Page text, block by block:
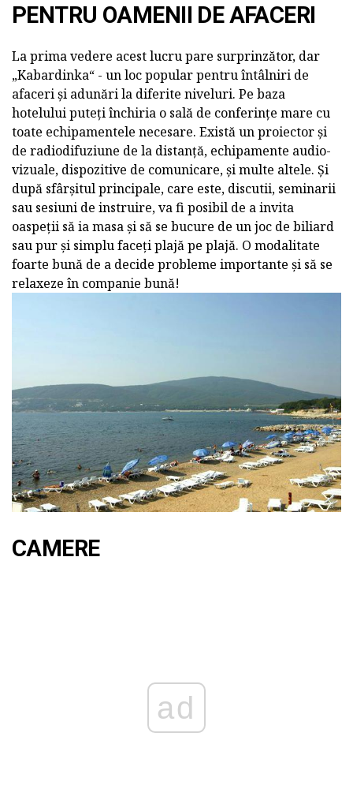
PENTRU OAMENII DE AFACERI
La prima vedere acest lucru pare surprinzător, dar
„Kabardinka“ - un loc popular pentru întâlniri de
afaceri și adunări la diferite niveluri. Pe baza
hotelului puteți închiria o sală de conferințe mare cu
toate echipamentele necesare. Există un proiector și
de radiodifuziune de la distanță, echipamente audio-
vizuale, dispozitive de comunicare, și multe altele. Și
după sfârșitul principale, care este, discutii, seminarii
sau sesiuni de instruire, va fi posibil de a invita
oaspeții să ia masa și să se bucure de un joc de biliard
sau pur și simplu faceți plajă pe plajă. O modalitate
foarte bună de a decide probleme importante și să se
relaxeze în companie bună!
CAMERE
ad